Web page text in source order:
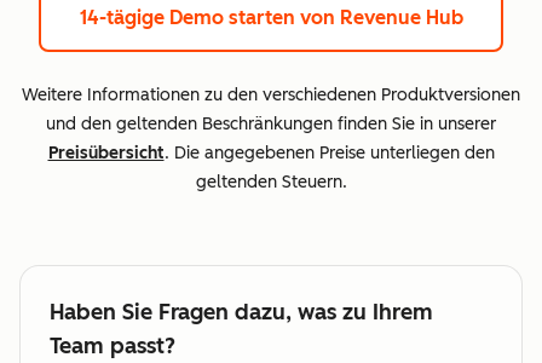
14-tägige Demo starten von Revenue Hub
Weitere Informationen zu den verschiedenen Produktversionen
und den geltenden Beschränkungen finden Sie in unserer
Preisübersicht. Die angegebenen Preise unterliegen den
geltenden Steuern.
Haben Sie Fragen dazu, was zu Ihrem
Team passt?